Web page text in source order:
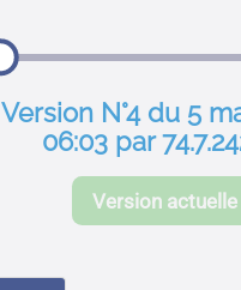
Version N°4 du 5
06:03 par
Version actuelle